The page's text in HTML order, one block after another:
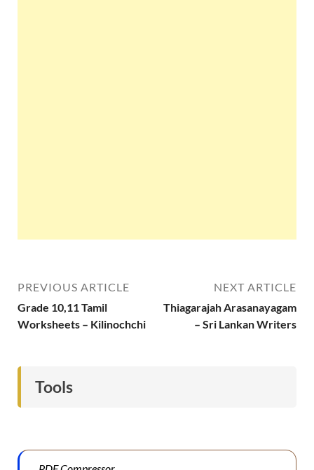
PREVIOUS ARTICLE
Grade 10,11 Tamil
Worksheets – Kilinochchi
NEXT ARTICLE
Thiagarajah Arasanayagam
– Sri Lankan Writers
Tools